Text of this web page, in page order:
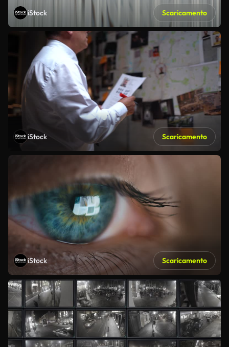
iStock Scaricamento
iStock Scaricamento
iStock Scaricamento